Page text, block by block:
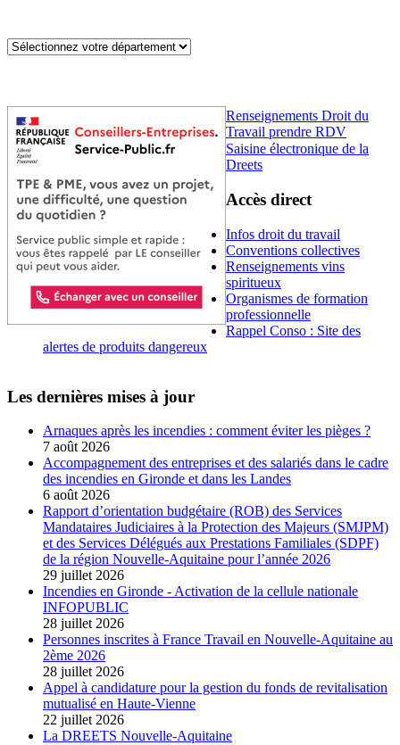
Renseignements Droit du
Travail prendre RDV
Saisine électronique de la
Dreets
Accès direct
Infos droit du travail
Conventions collectives
Renseignements vins
spiritueux
Organismes de formation
professionnelle
Rappel Conso : Site des
alertes de produits dangereux
Les dernières mises à jour
Arnaques après les incendies : comment éviter les pièges ?
7 août 2026
Accompagnement des entreprises et des salariés dans le cadre
des incendies en Gironde et dans les Landes
6 août 2026
Rapport d’orientation budgétaire (ROB) des Services
Mandataires Judiciaires à la Protection des Majeurs (SMJPM)
et des Services Délégués aux Prestations Familiales (SDPF)
de la région Nouvelle-Aquitaine pour l’année 2026
29 juillet 2026
Incendies en Gironde - Activation de la cellule nationale
INFOPUBLIC
28 juillet 2026
Personnes inscrites à France Travail en Nouvelle-Aquitaine au
2ème 2026
28 juillet 2026
Appel à candidature pour la gestion du fonds de revitalisation
mutualisé en Haute-Vienne
22 juillet 2026
La DREETS Nouvelle-Aquitaine